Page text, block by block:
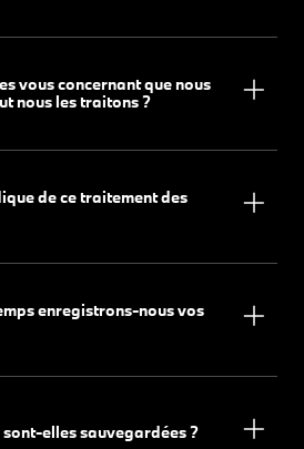
vous concernant que nous
nous les traitons ?
de ce traitement des
enregistrons-nous vos
elles sauvegardées ?